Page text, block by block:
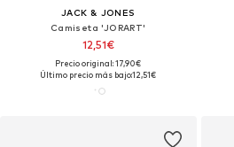
JACK & JONES
Camiseta 'JORART'
12,51€
Precio original: 17,90€
Último precio más bajo:12,51€